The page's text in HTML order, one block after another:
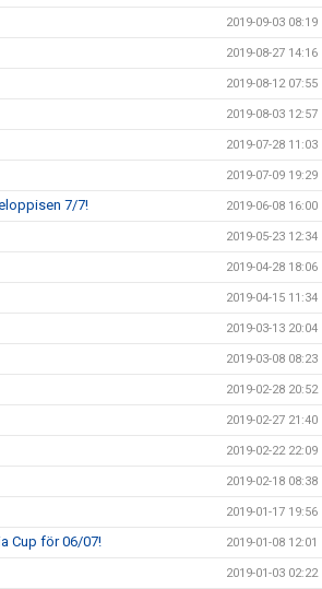
2019-09-03 08:19
2019-08-27 14:16
2019-08-12 07:55
2019-08-03 12:57
2019-07-28 11:03
2019-07-09 19:29
7/7! 2019-06-08 16:00
2019-05-23 12:34
2019-04-28 18:06
2019-04-15 11:34
2019-03-13 20:04
2019-03-08 08:23
2019-02-28 20:52
2019-02-27 21:40
2019-02-22 22:09
2019-02-18 08:38
2019-01-17 19:56
Cup för 06/07! 2019-01-08 12:01
2019-01-03 02:22